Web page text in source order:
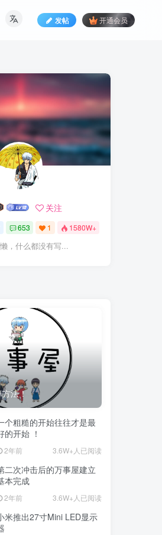
发帖 开通会员
关注
653 1 1580W+
，什么都没有写...
法！
个粗糙的开始往往才是最
的开始 ！
2年前 3.6W+人已阅读
二次冲击后的万事屋建立
本完成
2年前 3.6W+人已阅读
米推出27寸Mini LED显示